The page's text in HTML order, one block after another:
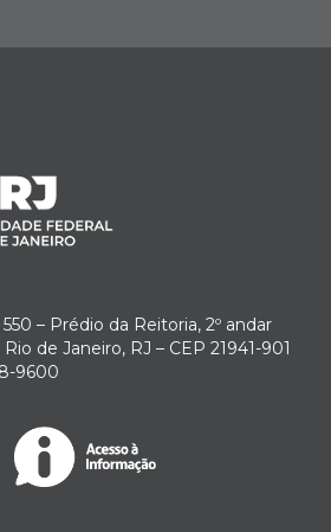
– Prédio da Reitoria, 2º andar
de Janeiro, RJ – CEP 21941-901
9600